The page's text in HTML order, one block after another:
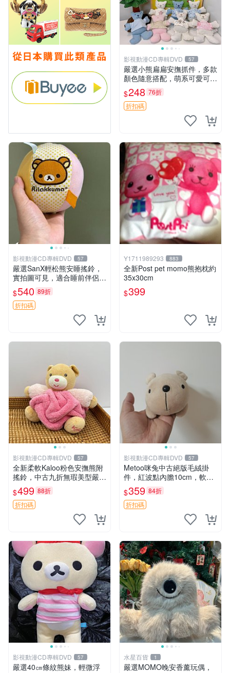
影視動漫CD專輯DVD 57
嚴選小熊扁扁安撫抓件，多款
顏色隨意搭配，萌系可愛可改
掛件 小熊安撫抓件 憶記 抓繩
孩童掛件
$248 76折
折扣碼
影視動漫CD專輯DVD 57
嚴選SanX輕松熊安睡搖鈴，
實拍圖可見，適合睡前伴侶，
Picks安撫好物 0325 懸吊 電
腦
$540 89折
折扣碼
Y1711989293 883
全新Post pet momo熊抱枕約
35x30cm
$399
影視動漫CD專輯DVD 57
全新柔軟Kaloo粉色安撫熊附
搖鈴，中古九折無瑕美型嚴選
收藏 粉色 安撫 玩具
$499 88折
折扣碼
影視動漫CD專輯DVD 57
Metoo咪兔中古絕版毛絨掛
件，紅波點內膽10cm，軟糯
宜贈送收藏 咪熊 毛絨 掛件
$359 84折
折扣碼
影視動漫CD專輯DVD 57
嚴選40㎝條紋熊妹，輕微浮
水星百貨 1
嚴選MOMO晚安香薰玩偶，